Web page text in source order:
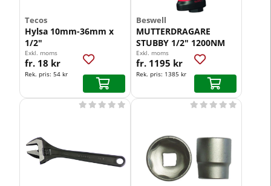
Tecos
Hylsa 10mm-36mm x
1/2"
Exkl. moms
fr. 18 kr
Rek. pris: 54 kr
Beswell
MUTTERDRAGARE
STUBBY 1/2" 1200NM
Exkl. moms
fr. 1195 kr
Rek. pris: 1385 kr
         